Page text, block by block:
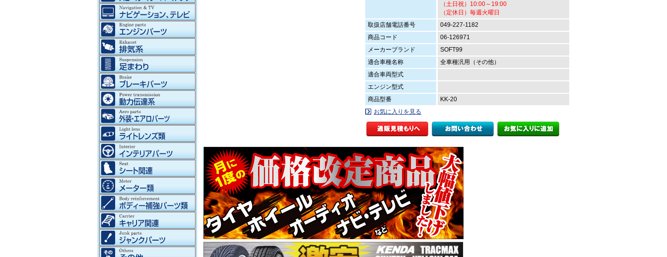
（土日祝）10:00～19:00
（定休日）毎週火曜日
取扱店舗電話番号
049-227-1182
商品コード
06-126971
メーカーブランド
SOFT99
適合車種名称
全車種汎用（その他）
適合車両型式
エンジン型式
商品型番
KK-20
お気に入りを見る